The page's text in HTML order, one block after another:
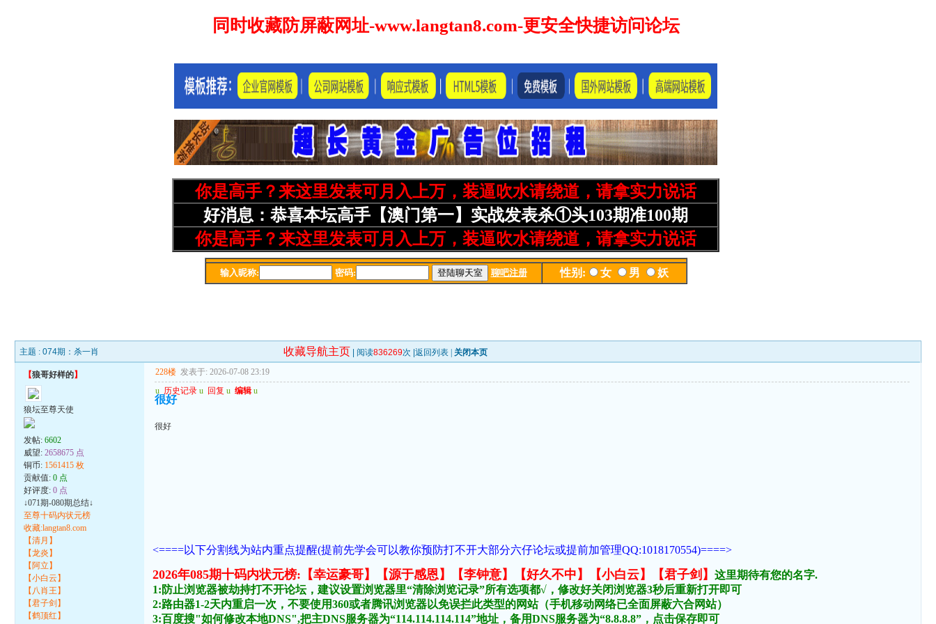
主题 :074期：杀一肖 收藏导航主页 | 阅读836269次 |返回列表 关闭本页
【狼哥好样的】
狼坛至尊天使
发帖:6602
威望:2658675 点
铜币: 1561415 枚
贡献值:0 点
好评度:0 点
↓071期-080期总结↓
至尊十码内状元榜
收藏:langtan8.com
【清月】
【龙炎】
【阿立】
【小白云】
【八肖王】
【君子剑】
【鹤顶红】
228楼 发表于: 2026-07-08 23:19
u 历史记录 u 回复 u 编辑 u
很好
很好
<====以下分割线为站内重点提醒(提前先学会可以教你预防打不开大部分六仔论坛或提前加管理QQ:1018170554)====>
2026年085期十码内状元榜:【幸运豪哥】【源于感恩】【李钟意】【好久不中】【小白云】【君子剑】
这里期待有您的名字.
1:防止浏览器被劫持打不开论坛，建议设置浏览器里“清除浏览记录”所有选项都√，修改好关闭浏览器3秒后重新打开即可
2:路由器1-2天内重启一次，不要使用360或者腾讯浏览器以免误拦此类型的网站（手机移动网络已全面屏蔽六合网站）
3:百度搜"如何修改本地DNS",把主DNS服务器为“114.114.114.114”地址，备用DNS服务器为“8.8.8.8”，点击保存即可